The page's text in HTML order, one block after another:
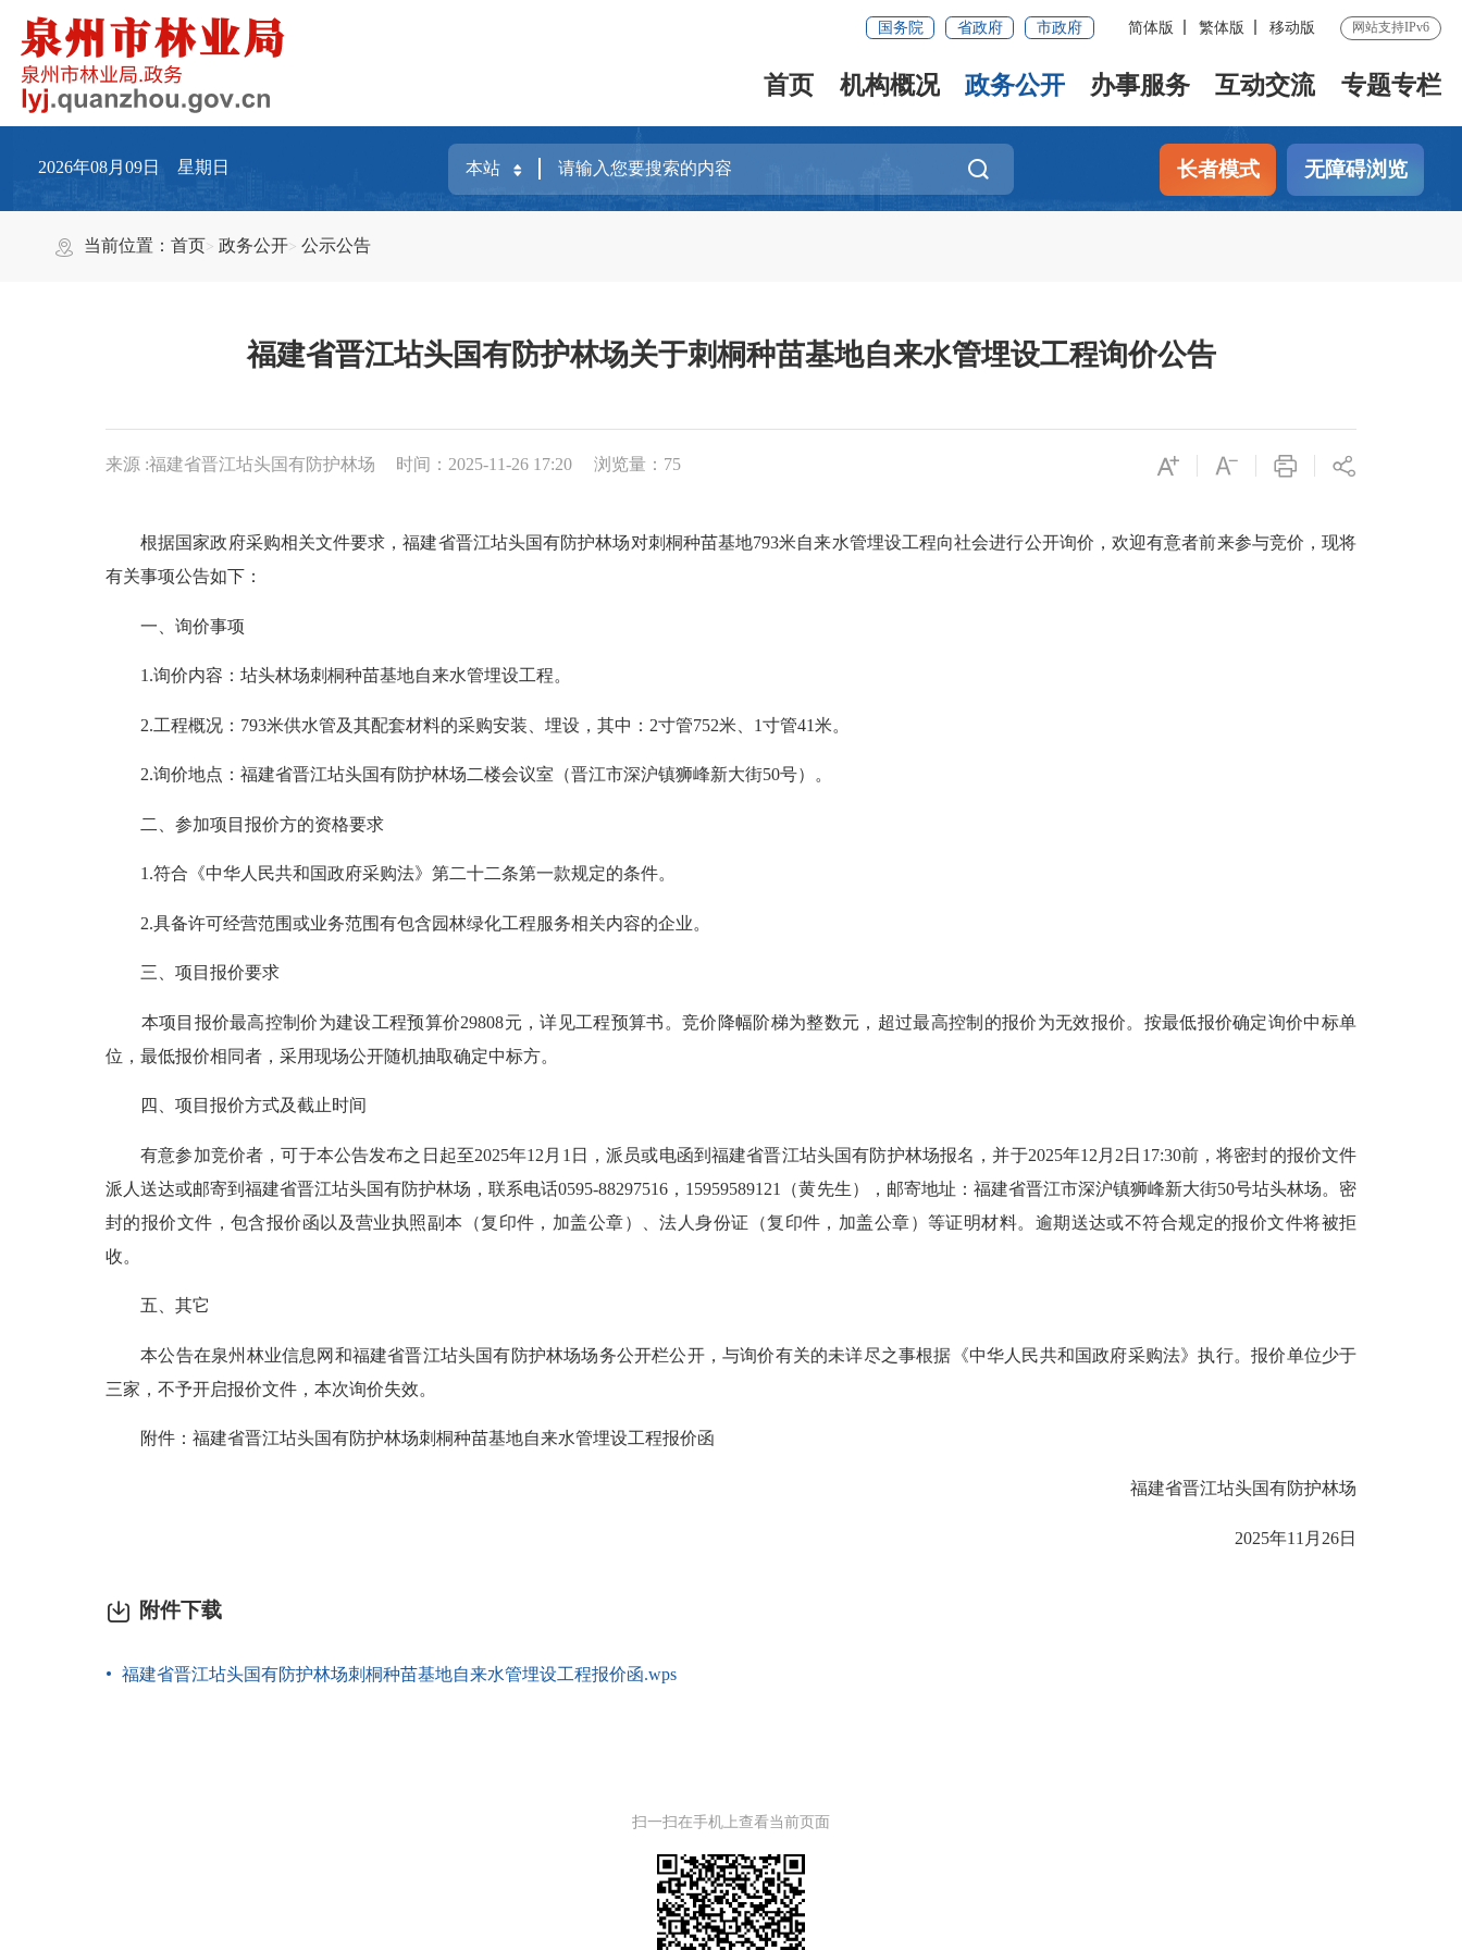
国务院 省政府 市政府 简体版 繁体版 移动版 网站支持IPv6
首页 机构概况 政务公开 办事服务 互动交流 专题专栏
2026年08月09日 星期日 长者模式 无障碍浏览
当前位置：首页 政务公开 公示公告
福建省晋江坫头国有防护林场关于刺桐种苗基地自来水管埋设工程询价公告
来源 :福建省晋江坫头国有防护林场 时间：2025-11-26 17:20 浏览量： 75
根据国家政府采购相关文件要求，福建省晋江坫头国有防护林场对刺桐种苗基地793米自来水管埋设工程向社会进行公开询价，欢迎有意者前来参与竞价，现将
有关事项公告如下：
一、询价事项
1.询价内容：坫头林场刺桐种苗基地自来水管埋设工程。
2.工程概况：793米供水管及其配套材料的采购安装、埋设，其中：2寸管752米、1寸管41米。
2.询价地点：福建省晋江坫头国有防护林场二楼会议室（晋江市深沪镇狮峰新大街50号）。
二、参加项目报价方的资格要求
1.符合《中华人民共和国政府采购法》第二十二条第一款规定的条件。
2.具备许可经营范围或业务范围有包含园林绿化工程服务相关内容的企业。
三、项目报价要求
本项目报价最高控制价为建设工程预算价29808元，详见工程预算书。竞价降幅阶梯为整数元，超过最高控制的报价为无效报价。按最低报价确定询价中标单
位，最低报价相同者，采用现场公开随机抽取确定中标方。
四、项目报价方式及截止时间
有意参加竞价者，可于本公告发布之日起至2025年12月1日，派员或电函到福建省晋江坫头国有防护林场报名，并于2025年12月2日17:30前，将密封的报价文件
派人送达或邮寄到福建省晋江坫头国有防护林场，联系电话0595-88297516，15959589121（黄先生），邮寄地址：福建省晋江市深沪镇狮峰新大街50号坫头林场。密
封的报价文件，包含报价函以及营业执照副本（复印件，加盖公章）、法人身份证（复印件，加盖公章）等证明材料。逾期送达或不符合规定的报价文件将被拒
收。
五、其它
本公告在泉州林业信息网和福建省晋江坫头国有防护林场场务公开栏公开，与询价有关的未详尽之事根据《中华人民共和国政府采购法》执行。报价单位少于
三家，不予开启报价文件，本次询价失效。
附件：福建省晋江坫头国有防护林场刺桐种苗基地自来水管埋设工程报价函
福建省晋江坫头国有防护林场
2025年11月26日
附件下载
福建省晋江坫头国有防护林场刺桐种苗基地自来水管埋设工程报价函.wps
扫一扫在手机上查看当前页面